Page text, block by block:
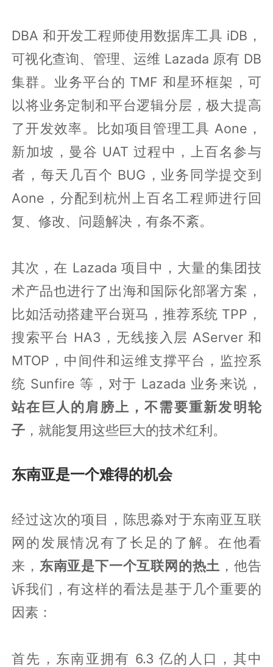
DBA 和开发工程师使用数据库工具 iDB，
可视化查询、管理、运维 Lazada 原有 DB
集群。业务平台的 TMF 和星环框架，可
以将业务定制和平台逻辑分层，极大提高
了开发效率。比如项目管理工具 Aone，
新加坡，曼谷 UAT 过程中，上百名参与
者，每天几百个 BUG，业务同学提交到
Aone，分配到杭州上百名工程师进行回
复、修改、问题解决，有条不紊。
其次，在 Lazada 项目中，大量的集团技
术产品也进行了出海和国际化部署方案，
比如活动搭建平台斑马，推荐系统 TPP，
搜索平台 HA3，无线接入层 AServer 和
MTOP，中间件和运维支撑平台，监控系
统 Sunfire 等，对于 Lazada 业务来说，
站在巨人的肩膀上，不需要重新发明轮
子 ，就能复用这些巨大的技术红利。
东南亚是一个难得的机会
经过这次的项目，陈思淼对于东南亚互联
网的发展情况有了长足的了解。在他看
来， 东南亚是下一个互联网的热土 ，他告
诉我们，有这样的看法是基于几个重要的
因素：
首先，东南亚拥有 6.3 亿的人口，其中